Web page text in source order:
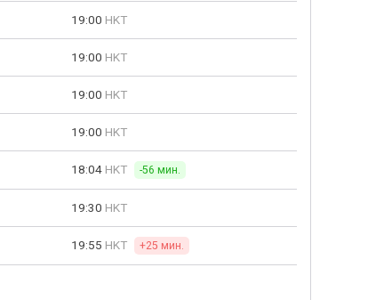
19:00 HKT
19:00 HKT
19:00 HKT
19:00 HKT
18:04 HKT -56 мин.
19:30 HKT
19:55 HKT +25 мин.